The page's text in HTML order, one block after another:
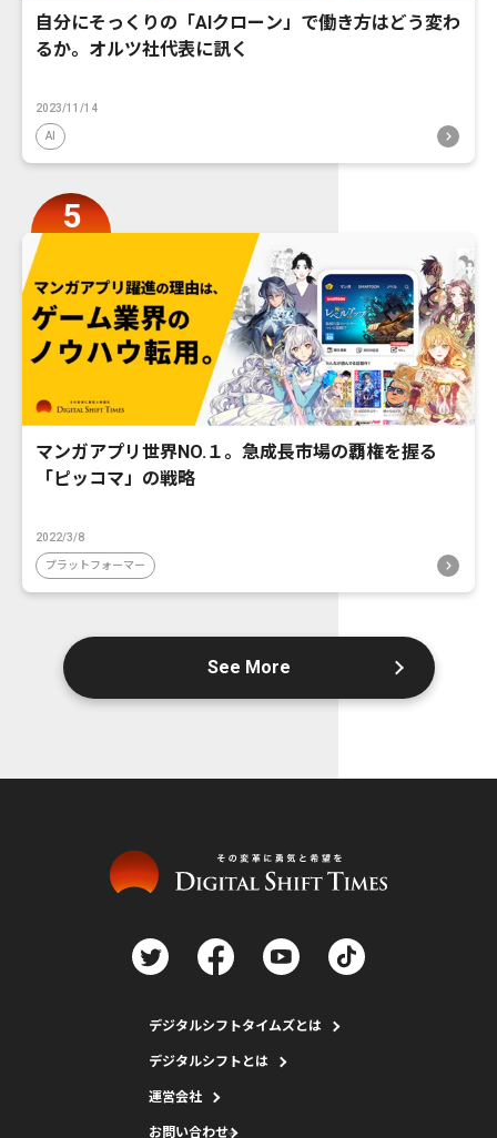
自分にそっくりの「AIクローン」で働き方はどう変わ
るか。オルツ社代表に訊く
2023/11/14
AI
マンガアプリ世界NO.１。急成長市場の覇権を握る
「ピッコマ」の戦略
2022/3/8
プラットフォーマー
See More
デジタルシフトタイムズとは
デジタルシフトとは
運営会社
お問い合わせ